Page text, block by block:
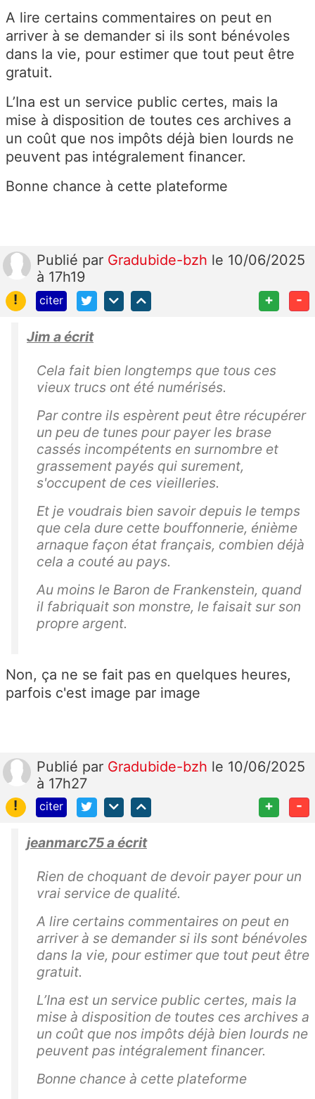
A lire certains commentaires on peut en
arriver à se demander si ils sont bénévoles
dans la vie, pour estimer que tout peut être
gratuit.
L’Ina est un service public certes, mais la
mise à disposition de toutes ces archives a
un coût que nos impôts déjà bien lourds ne
peuvent pas intégralement financer.
Bonne chance à cette plateforme
Publié par Gradubide-bzh le 10/06/2025
à 17h19
!
citer + -
Jim a écrit
Cela fait bien longtemps que tous ces
vieux trucs ont été numérisés.
Par contre ils espèrent peut être récupérer
un peu de tunes pour payer les brase
cassés incompétents en surnombre et
grassement payés qui surement,
s'occupent de ces vieilleries.
Et je voudrais bien savoir depuis le temps
que cela dure cette bouffonnerie, énième
arnaque façon état français, combien déjà
cela a couté au pays.
Au moins le Baron de Frankenstein, quand
il fabriquait son monstre, le faisait sur son
propre argent.
Non, ça ne se fait pas en quelques heures,
parfois c'est image par image
Publié par Gradubide-bzh le 10/06/2025
à 17h27
!
citer + -
jeanmarc75 a écrit
Rien de choquant de devoir payer pour un
vrai service de qualité.
A lire certains commentaires on peut en
arriver à se demander si ils sont bénévoles
dans la vie, pour estimer que tout peut être
gratuit.
L’Ina est un service public certes, mais la
mise à disposition de toutes ces archives a
un coût que nos impôts déjà bien lourds ne
peuvent pas intégralement financer.
Bonne chance à cette plateforme